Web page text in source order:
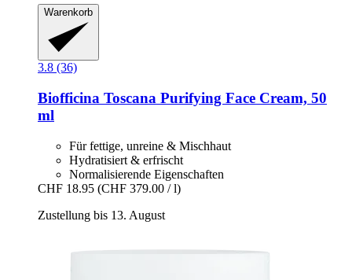
Warenkorb
3.8 (36)
Biofficina Toscana Purifying Face Cream, 50
ml
Für fettige, unreine & Mischhaut
Hydratisiert & erfrischt
Normalisierende Eigenschaften
CHF 18.95 (CHF 379.00 / l)
Zustellung bis 13. August